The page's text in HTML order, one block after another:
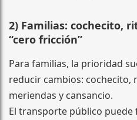
2) Familias: cochecito,
“cero fricción”
Para familias, la prioridad
reducir cambios: cochecito,
meriendas y cansancio.
El transporte público puede